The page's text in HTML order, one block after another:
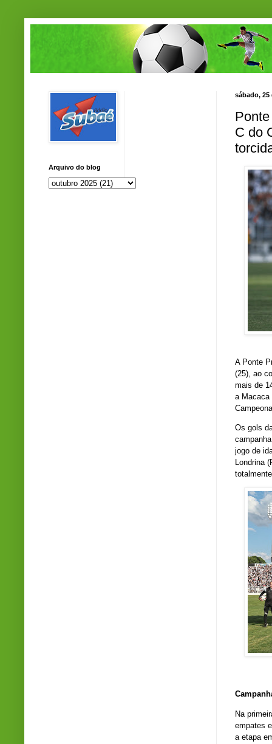
sábado, 25
C do
A Ponte
(25), ao
mais de
a Macaca
Os gols
jogo de
Londrina
Na
empates
a etapa
Arquivo do blog